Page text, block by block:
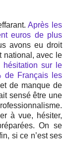
Après les
euros de plus
avons eu droit
national, avec le
hésitation sur le
de Français les
de manque de
sensé être une
à vue, hésiter,
On se
si ce n’est ses